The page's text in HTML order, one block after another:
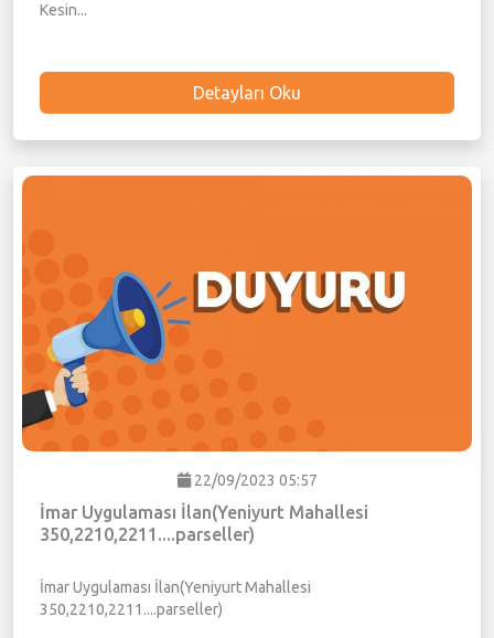
Kesin...
Detayları Oku
22/09/2023 05:57
İmar Uygulaması İlan(Yeniyurt Mahallesi
350,2210,2211....parseller)
İmar Uygulaması İlan(Yeniyurt Mahallesi
350,2210,2211....parseller)